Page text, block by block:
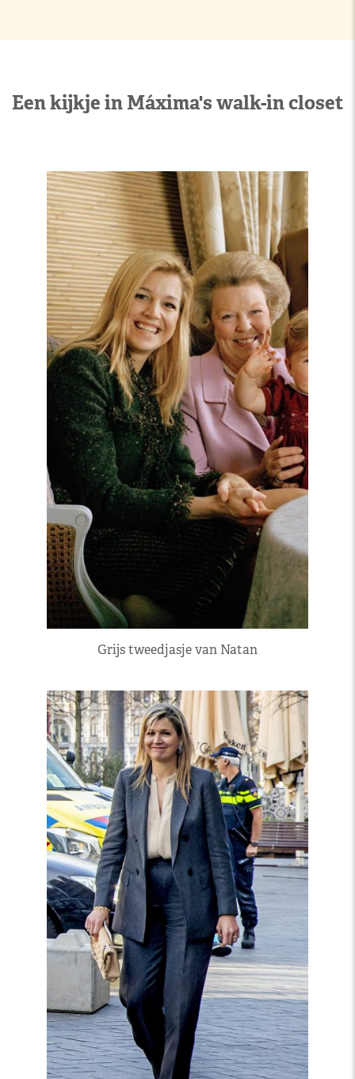
Een kijkje in Máxima's walk-in closet
Grijs tweedjasje van Natan